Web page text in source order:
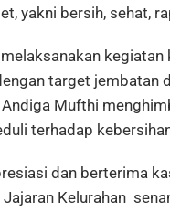
yakni bersih, sehat,
target jembatan
Mufthi
terhadap
dan berterima
Kelurahan